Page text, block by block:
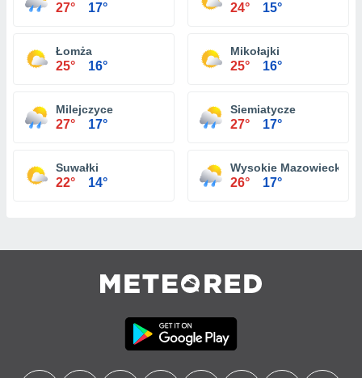
27° 17° 24° 15°
Łomża
25° 16°
Mikołajki
25° 16°
Milejczyce
27° 17°
Siemiatycze
27° 17°
Suwałki
22° 14°
Wysokie Mazowieckie
26° 17°